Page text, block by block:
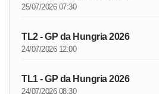
25/07/2026 07:30
TL2 - GP da Hungria 2026
24/07/2026 12:00
TL1 - GP da Hungria 2026
24/07/2026 08:30